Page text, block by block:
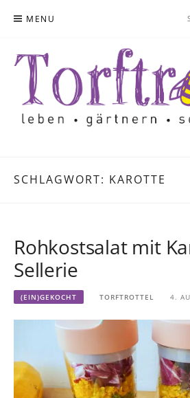
MENU
SCHLAGWORT: KAROTTE
Rohkostsalat mit
Sellerie
(EIN)GEKOCHT TORFTROTTEL 4.